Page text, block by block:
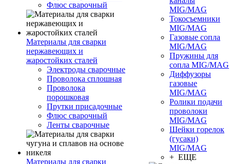
Флюс сварочный
Материалы для сварки
нержавеющих и
жаростойких сталей
Электроды сварочные
Проволока сплошная
Проволока
порошковая
Прутки присадочные
Флюс сварочный
Ленты сварочные
Материалы для сварки
MIG/MAG
Токосъемники
MIG/MAG
Газовые сопла
MIG/MAG
Пружины для
сопла MIG/MAG
Диффузоры
газовые
MIG/MAG
Ролики подачи
проволоки
MIG/MAG
Шейки горелок
(гусаки)
MIG/MAG
+ ЕЩЕ